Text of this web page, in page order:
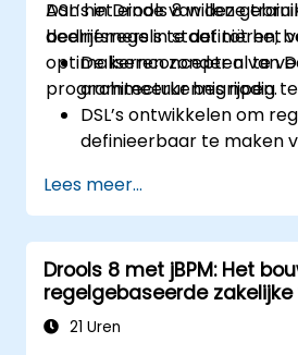
DSL’s in Drools 8 willen
bedrijfsregels te definiëren,
optimaliseren zonder al te
programmeerkennis nodig
Aan het einde van deze
deelnemers in staat tot het
De kernconcepten van
architectuur begrijpen.
DSL’s ontwikkelen om
definieerbaar te maken
Regels effectief beheren,
onderhouden met
Workbench.
Samenwerken met
de implementatie en
bedrijfsregels.
Lees meer...
Drools 8 met jBPM: Het
regelgebaseerde
21 Uren